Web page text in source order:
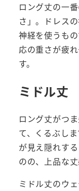
ロング丈の一
さ」。ドレス
神経を使うも
応の重さが疲
す。
ミドル丈
ロング丈がつ
て、くるぶし
が見え隠れす
のの、上品な
ミドル丈のウ